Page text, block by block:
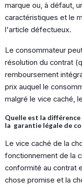
marque ou, à défaut,
caractéristiques et le
l'article défectueux.
Le consommateur
résolution du contrat
remboursement
prix auquel le
malgré le vice caché,
Quelle est la
la garantie légale de
Le vice caché de la
fonctionnement de la
conformité au contrat
chose promise et la